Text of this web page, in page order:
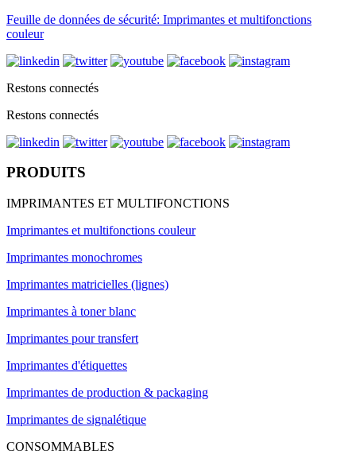
Feuille de données de sécurité: Imprimantes et multifonctions
couleur
Restons connectés
Restons connectés
PRODUITS
IMPRIMANTES ET MULTIFONCTIONS
Imprimantes et multifonctions couleur
Imprimantes monochromes
Imprimantes matricielles (lignes)
Imprimantes à toner blanc
Imprimantes pour transfert
Imprimantes d'étiquettes
Imprimantes de production & packaging
Imprimantes de signalétique
CONSOMMABLES